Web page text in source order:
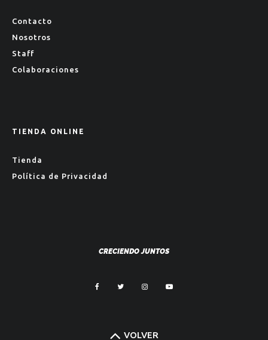
Contacto
Nosotros
Staff
Colaboraciones
TIENDA ONLINE
Tienda
Política de Privacidad
CRECIENDO JUNTOS
VOLVER